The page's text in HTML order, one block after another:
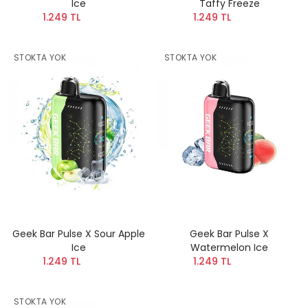
Ice
1.249 TL
Taffy Freeze
1.249 TL
STOKTA YOK
Geek Bar Pulse X Sour Apple
Ice
1.249 TL
STOKTA YOK
Geek Bar Pulse X
Watermelon Ice
1.249 TL
STOKTA YOK